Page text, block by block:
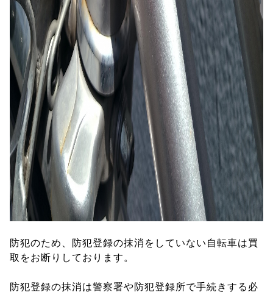
防犯のため、防犯登録の抹消をしていない自転車は買
取をお断りしております。
防犯登録の抹消は警察署や防犯登録所で手続きする必